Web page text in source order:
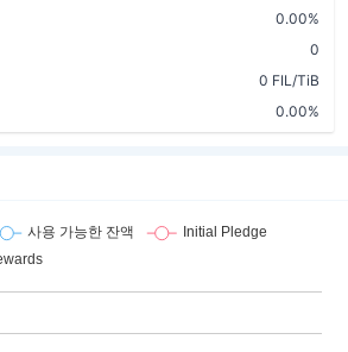
0.00%
0
0 FIL/TiB
0.00%